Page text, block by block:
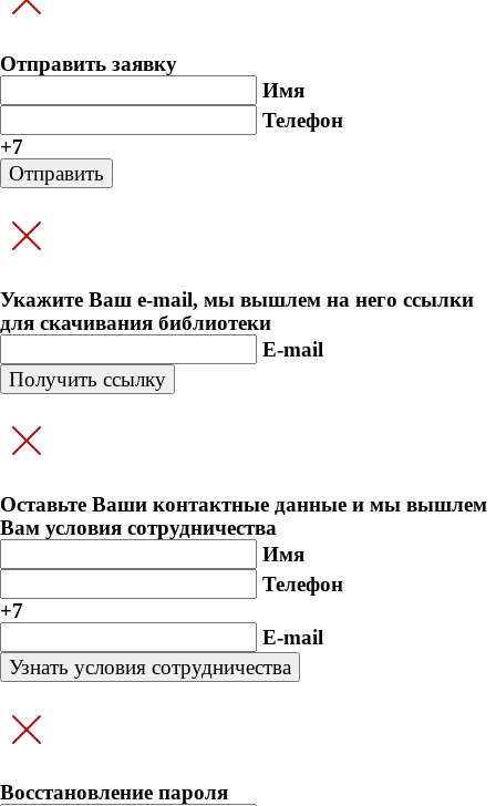
Отправить заявку
Имя
Телефон
+7
Укажите Ваш e-mail, мы вышлем на него ссылки
для скачивания библиотеки
E-mail
Оставьте Ваши контактные данные и мы вышлем
Вам условия сотрудничества
Имя
Телефон
+7
E-mail
Восстановление пароля